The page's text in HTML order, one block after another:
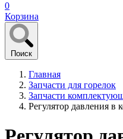
0
Корзина
Поиск
Главная
Запчасти для горелок
Запчасти
Регулятор давления в